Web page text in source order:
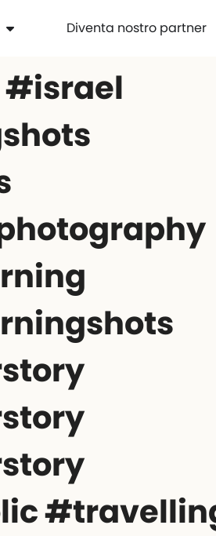
Diventa nostro partner